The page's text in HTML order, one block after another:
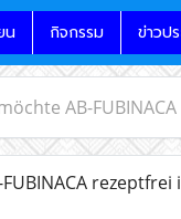
น กิจกรรม ข่าวป
AB-